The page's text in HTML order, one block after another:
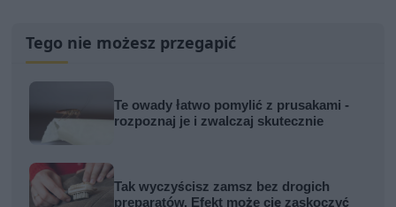
Tego nie możesz przegapić
Te owady łatwo pomylić z prusakami -
rozpoznaj je i zwalczaj skutecznie
Tak wyczyścisz zamsz bez drogich
preparatów. Efekt może cię zaskoczyć